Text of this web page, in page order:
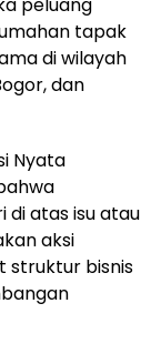
tapak
di wilayah
dan
Nyata
di atas isu atau
aksi
struktur bisnis